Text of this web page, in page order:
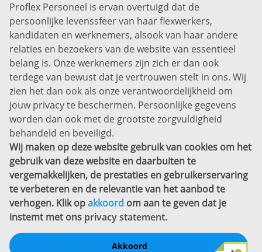
Info@proflexpersoneel.nl
Bel ons:+31 (0)85 0450040
Prins Willem-Alexanderlaan 301
7311 SW Apeldoorn
Disclaimer
Privacyverklaring
Sitemap
Copyright
Bekijk ook eens
Proflex Personeel is ervan overtuigd dat de
persoonlijke levenssfeer van haar flexwerkers,
kandidaten en werknemers, alsook van haar andere
relaties en bezoekers van de website van essentieel
belang is. Onze werknemers zijn zich er dan ook
terdege van bewust dat je vertrouwen stelt in ons. Wij
zien het dan ook als onze verantwoordelijkheid om
jouw privacy te beschermen. Persoonlijke gegevens
worden dan ook met de grootste zorgvuldigheid
behandeld en beveiligd.
Wij maken op deze website gebruik van cookies om het
gebruik van deze website en daarbuiten te
vergemakkelijken, de prestaties en gebruikerservaring
te verbeteren en de relevantie van het aanbod te
verhogen. Klik opakkoord om aan te geven dat je
instemt met ons privacy statement.
Akkoord